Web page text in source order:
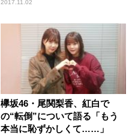
2017.11.02
欅坂46・尾関梨香、紅白で
の“転倒”について語る「もう
本当に恥ずかしくて……」